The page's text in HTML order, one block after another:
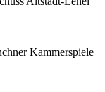
Kammerspiele